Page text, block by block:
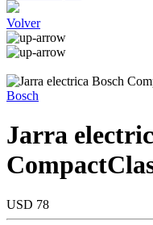
Volver
Bosch
Jarra
USD 78